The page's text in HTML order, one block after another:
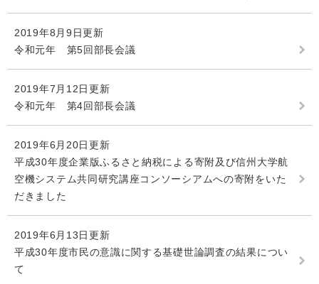
2019年8月9日更新
令和元年 第5回部長会議
2019年7月12日更新
令和元年 第4回部長会議
2019年6月20日更新
平成30年度企業版ふるさと納税による寄附及び信州大学航
空機システム共同研究講座コンソーシアムへの寄附をいた
だきました
2019年6月13日更新
平成30年度市民の意識に関する基礎世論調査の結果につい
て